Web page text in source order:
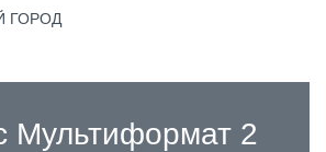
ГОРОД
Мультиформат 2